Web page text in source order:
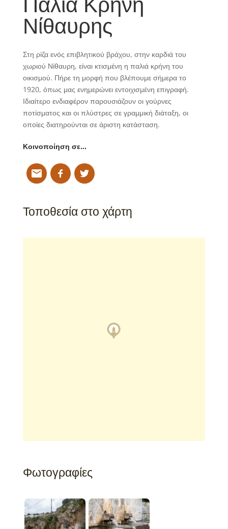
Νίθαυρης
Στη ρίζα ενός επιβλητικού βράχου, στην καρδιά του
χωριού Νίθαυρη, είναι κτισμένη η παλιά κρήνη του
οικισμού. Πήρε τη μορφή που βλέπουμε σήμερα το
1920, όπως μας ενημερώνει εντοιχισμένη επιγραφή.
Ιδιαίτερο ενδιαφέρον παρουσιάζουν οι γούρνες
ποτίσματος και οι πλύστρες σε γραμμική διάταξη, οι
οποίες διατηρούνται σε άριστη κατάσταση.
Κοινοποίηση σε…
Τοποθεσία στο χάρτη
Φωτογραφίες